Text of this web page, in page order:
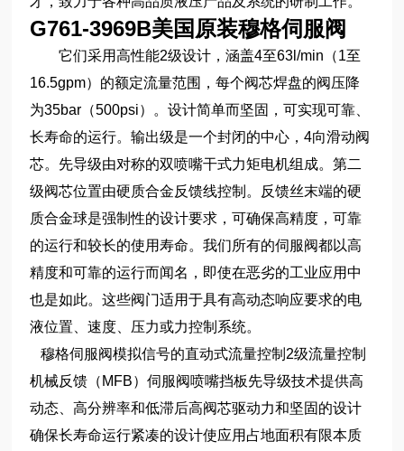
G761-3969B美国原装穆格伺服阀
它们采用高性能2级设计，涵盖4至63l/min（1至
16.5gpm）的额定流量范围，每个阀芯焊盘的阀压降
为35bar（500psi）。设计简单而坚固，可实现可靠、
长寿命的运行。输出级是一个封闭的中心，4向滑动阀
芯。先导级由对称的双喷嘴干式力矩电机组成。第二
级阀芯位置由硬质合金反馈线控制。反馈丝末端的硬
质合金球是强制性的设计要求，可确保高精度，可靠
的运行和较长的使用寿命。我们所有的伺服阀都以高
精度和可靠的运行而闻名，即使在恶劣的工业应用中
也是如此。这些阀门适用于具有高动态响应要求的电
液位置、速度、压力或力控制系统。
穆格伺服阀模拟信号的直动式流量控制2级流量控制
机械反馈（MFB）伺服阀喷嘴挡板先导级技术提供高
动态、高分辨率和低滞后高阀芯驱动力和坚固的设计
确保长寿命运行紧凑的设计使应用占地面积有限本质